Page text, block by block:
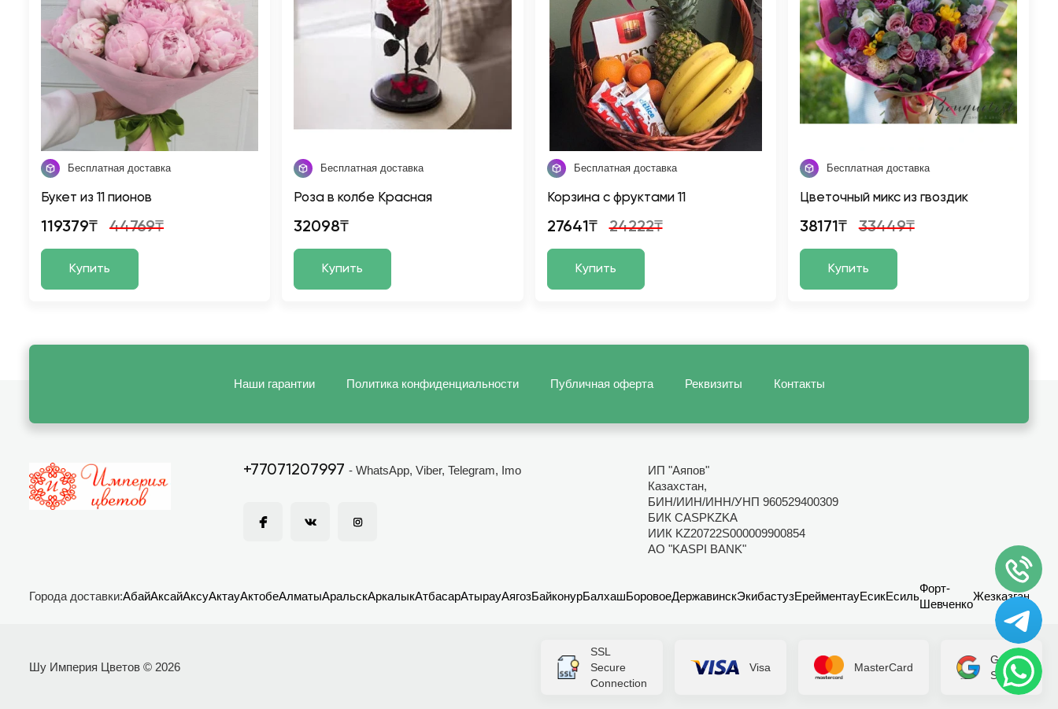
Бесплатная доставка
Букет из 11 пионов
119379₸ 44769₸
Купить
Бесплатная доставка
Роза в колбе Красная
32098₸
Купить
Бесплатная доставка
Корзина с фруктами 11
27641₸ 24222₸
Купить
Бесплатная доставка
Цветочный микс из гвоздик
38171₸ 33449₸
Купить
Наши гарантии Политика конфиденциальности Публичная оферта Реквизиты Контакты
+77071207997 - WhatsApp, Viber, Telegram, Imo
ИП "Аяпов"
Казахстан,
БИН/ИИН/ИНН/УНП 960529400309
БИК CASPKZKA
ИИК KZ20722S000009900854
АО "KASPI BANK"
Города доставки:АбайАксайАксуАктауАктобеАлматыАральскАркалыкАтбасарАтырауАягозБайконурБалхашБоровоеДержавинскЭкибастузЕрейментауЕсикЕсиль
Форт-
Шевченко
Жезказган
Шу Империя Цветов © 2026
SSL
Secure
Connection
Visa MasterCard
Google
Secure